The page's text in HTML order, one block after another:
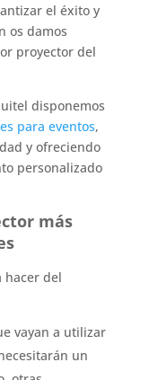
el éxito y
os damos
proyector del
disponemos
para eventos,
y ofreciendo
personalizado
más
hacer del
vayan a utilizar
un